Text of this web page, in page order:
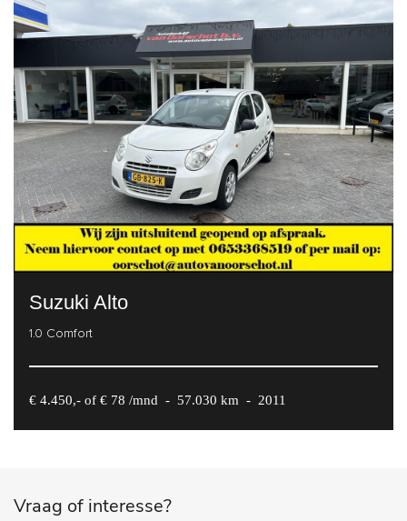
Suzuki Alto
1.0 Comfort
€ 4.450,- of € 78 /mnd - 57.030 km - 2011
Vraag of interesse?